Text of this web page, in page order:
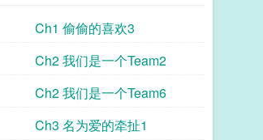
Ch1 偷偷的喜欢3
Ch2 我们是一个Team2
Ch2 我们是一个Team6
Ch3 名为爱的牵扯1